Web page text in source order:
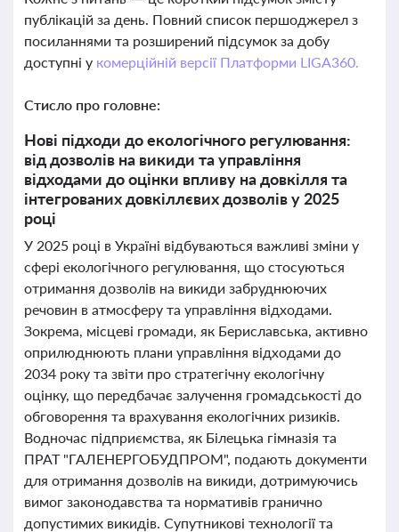
публікацій за день. Повний список першоджерел з
посиланнями та розширений підсумок за добу
доступні у комерційній версії Платформи LIGA360.
Стисло про головне:
Нові підходи до екологічного регулювання:
від дозволів на викиди та управління
відходами до оцінки впливу на довкілля та
інтегрованих довкіллєвих дозволів у 2025
році
У 2025 році в Україні відбуваються важливі зміни у
сфері екологічного регулювання, що стосуються
отримання дозволів на викиди забруднюючих
речовин в атмосферу та управління відходами.
Зокрема, місцеві громади, як Бериславська, активно
оприлюднюють плани управління відходами до
2034 року та звіти про стратегічну екологічну
оцінку, що передбачає залучення громадськості до
обговорення та врахування екологічних ризиків.
Водночас підприємства, як Білецька гімназія та
ПРАТ "ГАЛЕНЕРГОБУДПРОМ", подають документи
для отримання дозволів на викиди, дотримуючись
вимог законодавства та нормативів гранично
допустимих викидів. Супутникові технології та